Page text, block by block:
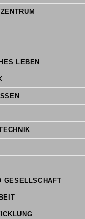
LEBEN
GESELLSCHAFT